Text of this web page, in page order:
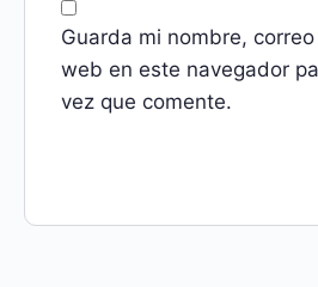
Guarda mi nombre,
web en este navegador
vez que comente.